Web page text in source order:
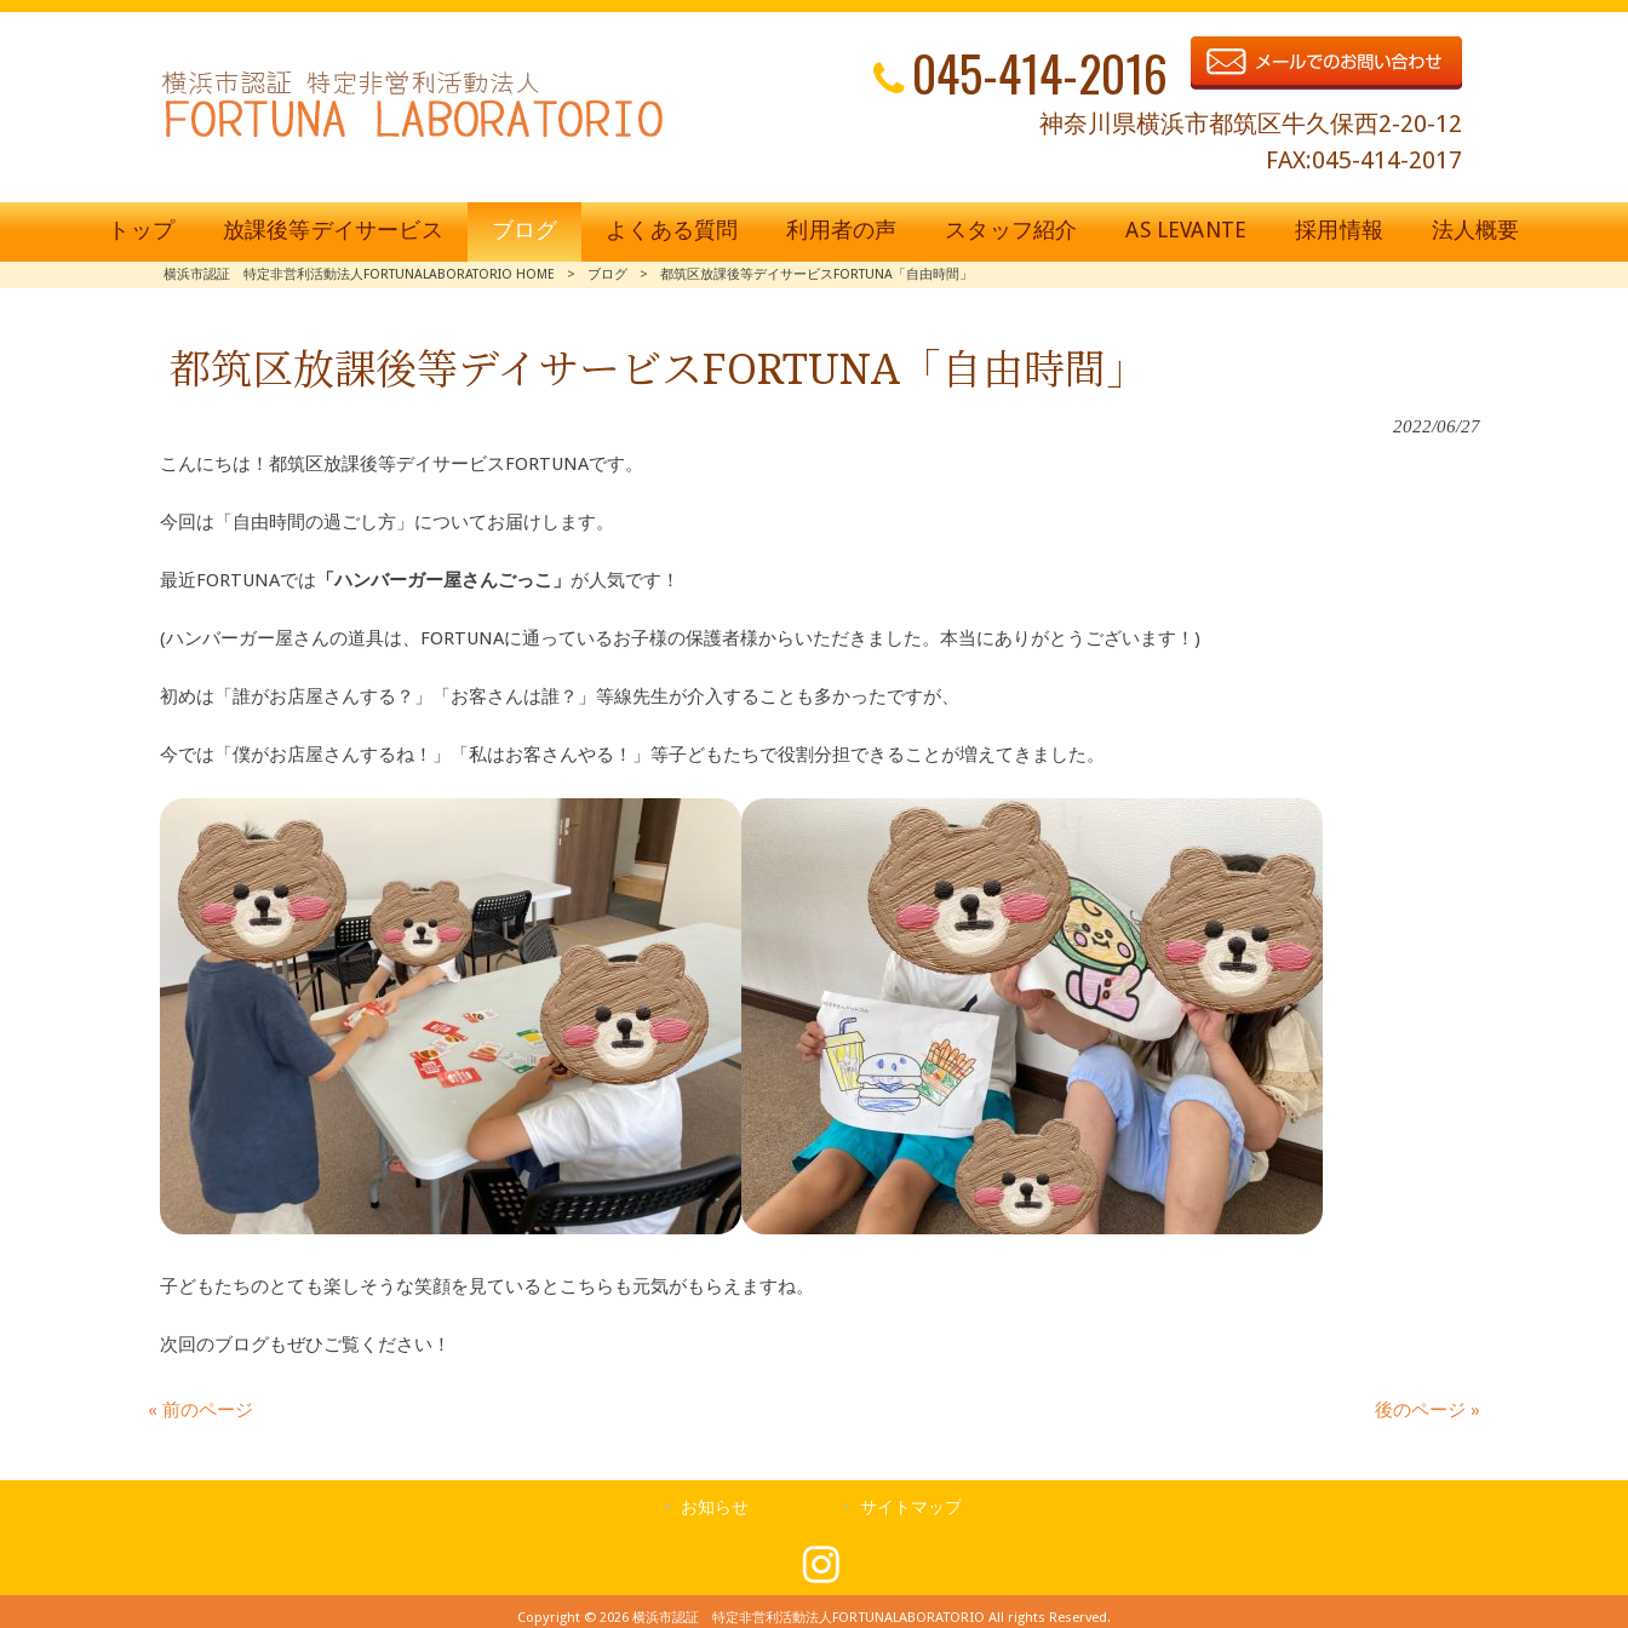
045-414-2016
神奈川県横浜市都筑区牛久保西2-20-12
FAX:045-414-2017
トップ 放課後等デイサービス ブログ よくある質問 利用者の声 スタッフ紹介 AS LEVANTE 採用情報 法人概要
横浜市認証 特定非営利活動法人FORTUNALABORATORIO HOME > ブログ > 都筑区放課後等デイサービスFORTUNA「自由時間」
都筑区放課後等デイサービスFORTUNA「自由時間」
2022/06/27
こんにちは！都筑区放課後等デイサービスFORTUNAです。
今回は「自由時間の過ごし方」についてお届けします。
最近FORTUNAでは 「ハンバーガー屋さんごっこ」 が人気です！
(ハンバーガー屋さんの道具は、FORTUNAに通っているお子様の保護者様からいただきました。本当にありがとうございます！)
初めは「誰がお店屋さんする？」「お客さんは誰？」等線先生が介入することも多かったですが、
今では「僕がお店屋さんするね！」「私はお客さんやる！」等子どもたちで役割分担できることが増えてきました。
子どもたちのとても楽しそうな笑顔を見ているとこちらも元気がもらえますね。
次回のブログもぜひご覧ください！
« 前のページ 後のページ »
お知らせ サイトマップ
Copyright © 2026 横浜市認証 特定非営利活動法人FORTUNALABORATORIO All rights Reserved.